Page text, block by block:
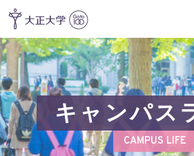
キャンパス
CAMPUS LIFE